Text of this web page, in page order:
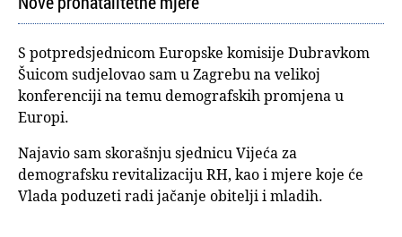
S potpredsjednicom Europske komisije Dubravkom
Šuicom sudjelovao sam u Zagrebu na velikoj
konferenciji na temu demografskih promjena u
Europi.
Najavio sam skorašnju sjednicu Vijeća za
demografsku revitalizaciju RH, kao i mjere koje će
Vlada poduzeti radi jačanje obitelji i mladih.